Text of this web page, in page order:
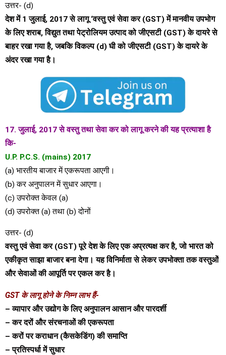
उत्तर- (d)
देश में 1 जुलाई, 2017 से लागू ‘वस्तु एवं सेवा कर (GST) में मानवीय उपभोग
के लिए शराब, विद्युत तथा पेट्रोलियम उत्पाद को जीएसटी (GST) के दायरे से
बाहर रखा गया है, जबकि विकल्प (d) घी को जीएसटी (GST) के दायरे के
अंदर रखा गया है।
17. जुलाई, 2017 से वस्तु तथा सेवा कर को लागू करने की यह प्रत्याशा है
कि-
U.P. P.C.S. (mains) 2017
(a) भारतीय बाजार में एकरूपता आएगी।
(b) कर अनुपालन में सुधार आएगा।
(c) उपरोक्त केवल (a)
(d) उपरोक्त (a) तथा (b) दोनों
उत्तर- (d)
वस्तु एवं सेवा कर (GST) पूरे देश के लिए एक अप्रत्यक्ष कर है, जो भारत को
एकीकृत साझा बाजार बना देगा। यह विनिर्माता से लेकर उपभोक्ता तक वस्तुओं
और सेवाओं की आपूर्ति पर एकल कर है।
GST के लागू होने के निम्न लाभ हैं-
– व्यापार और उद्योग के लिए अनुपालन आसान और पारदर्शी
– कर दरों और संरचनाओं की एकरूपता
– करों पर कराधान (कैसकेडिंग) की समाप्ति
– प्रतिस्पर्धा में सुधार